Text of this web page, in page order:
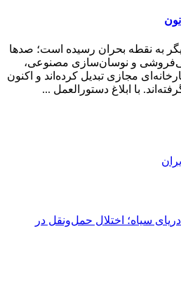
به نقطه بحران رسیده است؛ صدها
و نوسان‌سازی مصنوعی،
مجازی تبدیل کرده‌اند و اکنون
با ابلاغ دستورالعمل ...
سیاه؛ اختلال حمل‌ونقل در